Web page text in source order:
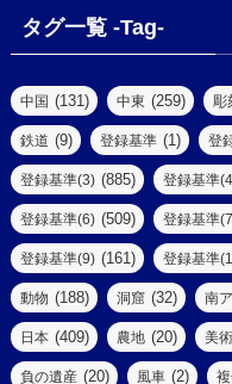
(39)
(290)
(61)
(2)
(8)
(4)
(2)
(2)
(1)
(2)
タグ一覧 -Tag-
中国 (131) 中東 (259) 彫
鉄道 (9) 登録基準 (1) 登
登録基準(3) (885) 登録基準
登録基準(6) (509) 登録基準
登録基準(9) (161) 登録基準
動物 (188) 洞窟 (32) 南
日本 (409) 農地 (20) 美
負の遺産 (20) 風車 (2)